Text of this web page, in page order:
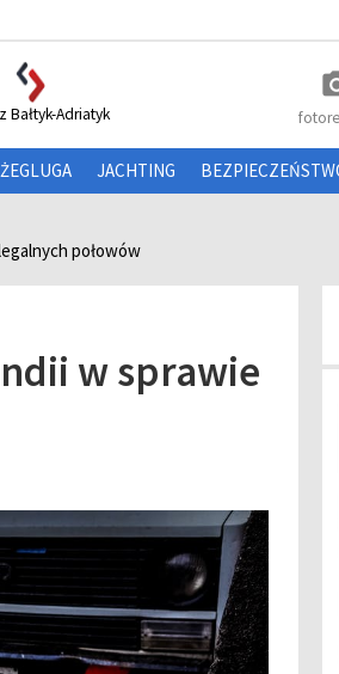
Bałtyk-Adriatyk
ŻEGLUGA JACHTING
połowów
w sprawie